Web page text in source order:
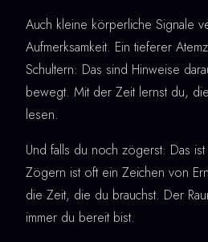
Auch kleine körperliche Signale
Aufmerksamkeit. Ein tieferer
Schultern: Das sind Hinweise
bewegt. Mit der Zeit lernst du,
lesen.
Und falls du noch zögerst: Das
Zögern ist oft ein Zeichen von
die Zeit, die du brauchst. Der
immer du bereit bist.